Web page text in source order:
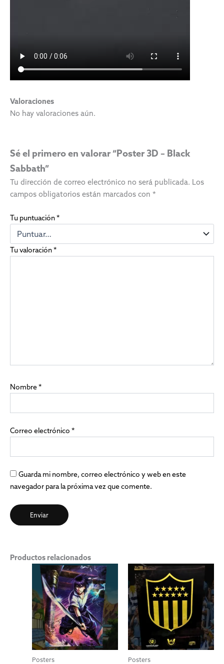
Valoraciones
No hay valoraciones aún.
Sé el primero en valorar “Poster 3D – Black
Sabbath”
Tu dirección de correo electrónico no será publicada. Los
campos obligatorios están marcados con *
Tu puntuación*
Tu valoración*
Nombre*
Correo electrónico *
Guarda mi nombre, correo electrónico y web en este
navegador para la próxima vez que comente.
Productos relacionados
Posters Posters